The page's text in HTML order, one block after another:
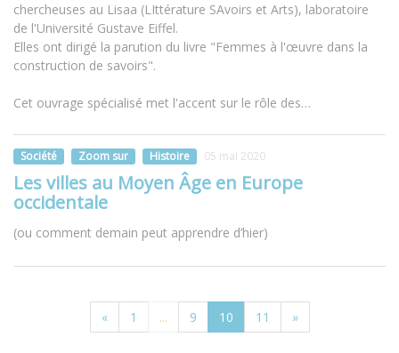
chercheuses au Lisaa (LIttérature SAvoirs et Arts), laboratoire
de l'Université Gustave Eiffel.
Elles ont dirigé la parution du livre "Femmes à l'œuvre dans la
construction de savoirs".
Cet ouvrage spécialisé met l'accent sur le rôle des…
Société Zoom sur Histoire 05 mai 2020
Les villes au Moyen Âge en Europe
occidentale
(ou comment demain peut apprendre d’hier)
« 1 ... 9 10 11 »